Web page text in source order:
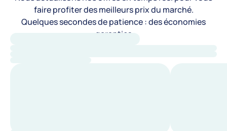
faire profiter des meilleurs prix du marché.
Quelques secondes de patience : des économies
garanties